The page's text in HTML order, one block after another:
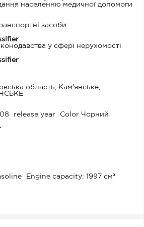
населенню медичної допомоги
засоби
у сфері нерухомості
область, Кам'янське,
release year Color Чорний
Engine capacity: 1997 см³